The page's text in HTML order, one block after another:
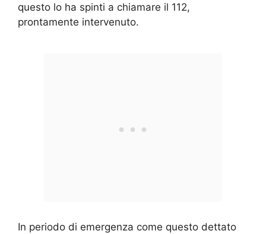
questo lo ha spinti a chiamare il 112,
prontamente intervenuto.
In periodo di emergenza come questo dettato